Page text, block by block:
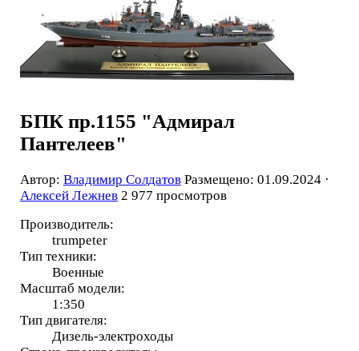
БПК пр.1155 "Адмирал
Пантелеев"
Автор: Владимир Солдатов Размещено: 01.09.2024 ·
Алексей Лежнев 2 977 просмотров
Производитель:
trumpeter
Тип техники:
Военные
Масштаб модели:
1:350
Тип двигателя:
Дизель-электроходы